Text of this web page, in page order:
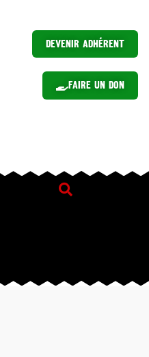
Devenir Adhérent
Faire un Don